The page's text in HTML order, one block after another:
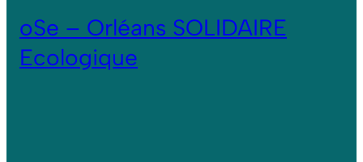
oSe – Orléans SOLIDAIRE
Ecologique